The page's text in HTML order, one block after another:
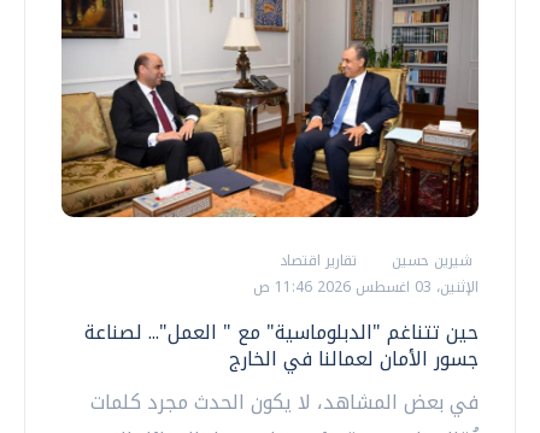
شيرين حسين
تقارير اقتصاد
الإثنين، 03 اغسطس 2026 11:46 ص
حين تتناغم "الدبلوماسية" مع " العمل"... لصناعة
جسور الأمان لعمالنا في الخارج
في بعض المشاهد، لا يكون الحدث مجرد كلمات